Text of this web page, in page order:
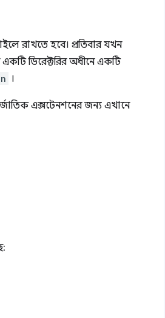
রাখতে হবে। প্রতিবার যখন
একটি ডিরেক্টরির অধীনে একটি
।
এক্সটেনশনের জন্য এখানে